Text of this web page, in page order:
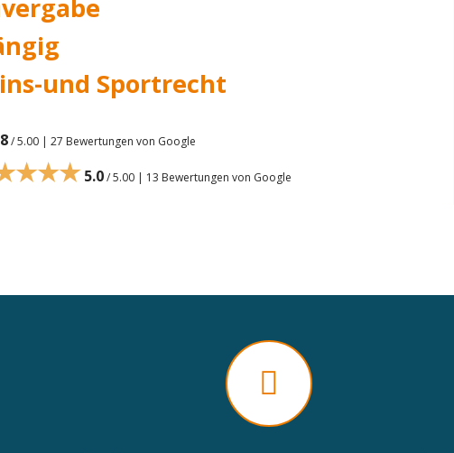
und Sportrecht
/ 5.00 | 27 Bewertungen von Google
5.0/ 5.00 | 13 Bewertungen von Google